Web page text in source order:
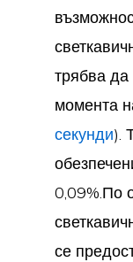
трябва да
момента
секунди).
0,09%.По
се